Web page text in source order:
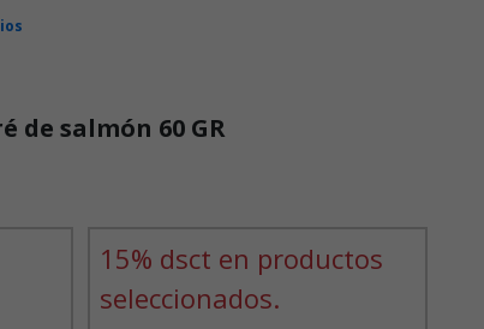
de salmón 60 GR
15% dsct en productos
seleccionados.